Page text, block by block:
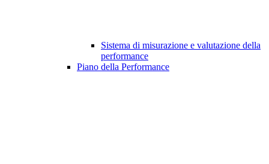
Sistema di misurazione e valutazione della
performance
Piano della Performance